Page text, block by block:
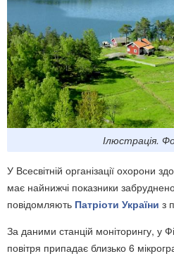
Ілюстрація.
У Всесвітній організації охорони
має найнижчі показники
повідомляють Патріоти України з
За даними станцій моніторингу, у
повітря припадає близько 6